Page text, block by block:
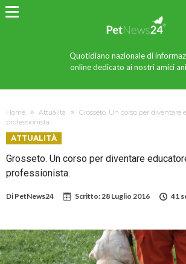
Quotidiano nazionale di
online dedicato ai nostri amici
Home Attualità
Grosseto. Un corso per diventare
professionista.
ATTUALITÀ
Grosseto. Un corso per diventare
professionista.
Di PetNews24 Scritto:28 Luglio 2016 41